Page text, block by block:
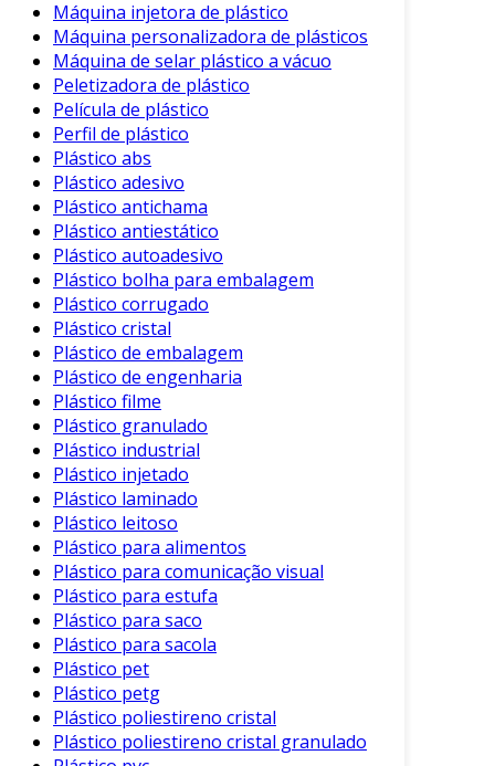
mencionados, a reciclagem efetiva contribui
para a obtenção de certificações ambientais,
que são cada vez mais valorizadas no setor.
Adicionalmente, investir em serviços de
reciclagem de embalagem plástica é
fundamental para otimizar processos logísticos
e melhorar a gestão de resíduos. Com um
plano de reciclagem bem estruturado, as
empresas podem transformar um passivo – os
resíduos plásticos – em um ativo, gerando
novas oportunidades de receita. Isso é
especialmente relevante em indústrias que
lidam com grandes volumes de embalagens,
como a indústria alimentícia e de bens de
consumo, onde uma estratégia eficaz de gestão
de resíduos pode resultar em economias
substanciais e em uma operação mais
sustentável.
Por outro lado, é importante ressaltar que a
conscientização e o comprometimento com a
reciclagem têm se tornado não apenas uma
exigência do mercado, mas também uma
responsabilidade social. As empresas que
deixam de investir neste serviço correm o risco
de enfrentar penalidades e danos à reputação,
além de estarem desalinhadas com as
tendências globais de sustentabilidade.
Máquina injetora de plástico
Máquina personalizadora de plásticos
Máquina de selar plástico a vácuo
Peletizadora de plástico
Película de plástico
Perfil de plástico
Plástico abs
Plástico adesivo
Plástico antichama
Plástico antiestático
Plástico autoadesivo
Plástico bolha para embalagem
Plástico corrugado
Plástico cristal
Plástico de embalagem
Plástico de engenharia
Plástico filme
Plástico granulado
Plástico industrial
Plástico injetado
Plástico laminado
Plástico leitoso
Plástico para alimentos
Plástico para comunicação visual
Plástico para estufa
Plástico para saco
Plástico para sacola
Plástico pet
Plástico petg
Plástico poliestireno cristal
Plástico poliestireno cristal granulado